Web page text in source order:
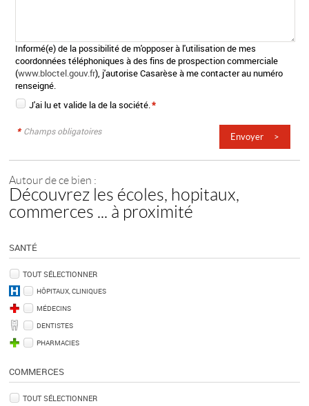
Informé(e) de la possibilité de m'opposer à l'utilisation de mes
coordonnées téléphoniques à des fins de prospection commerciale
(www.bloctel.gouv.fr), j'autorise Casarèse à me contacter au numéro
renseigné.
J'ai lu et valide lade la société.*
* Champs obligatoires
Autour de ce bien :
Découvrez les écoles, hopitaux,
commerces ... à proximité
SANTÉ
TOUT SÉLECTIONNER
HÔPITAUX, CLINIQUES
MÉDECINS
DENTISTES
PHARMACIES
COMMERCES
TOUT SÉLECTIONNER